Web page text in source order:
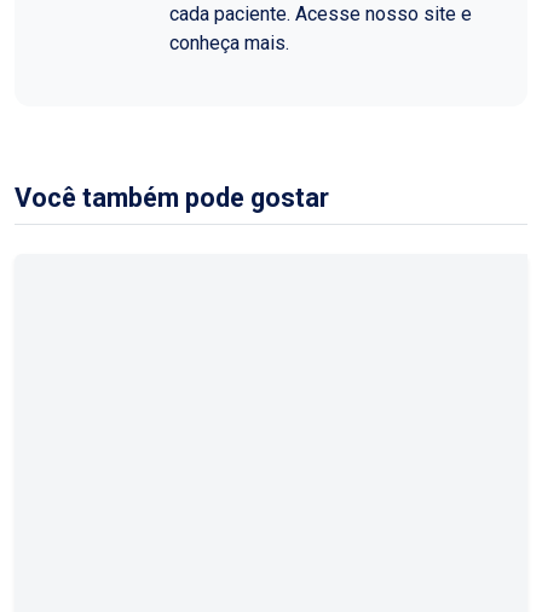
cada paciente. Acesse nosso site e
conheça mais.
Você também pode gostar